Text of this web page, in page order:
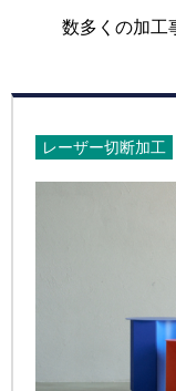
数多くの加工
レーザー切断加工